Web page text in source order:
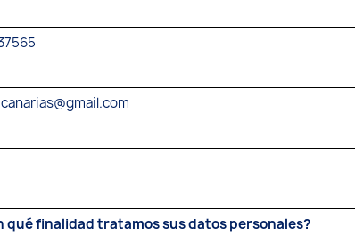
qué finalidad tratamos sus datos personales?